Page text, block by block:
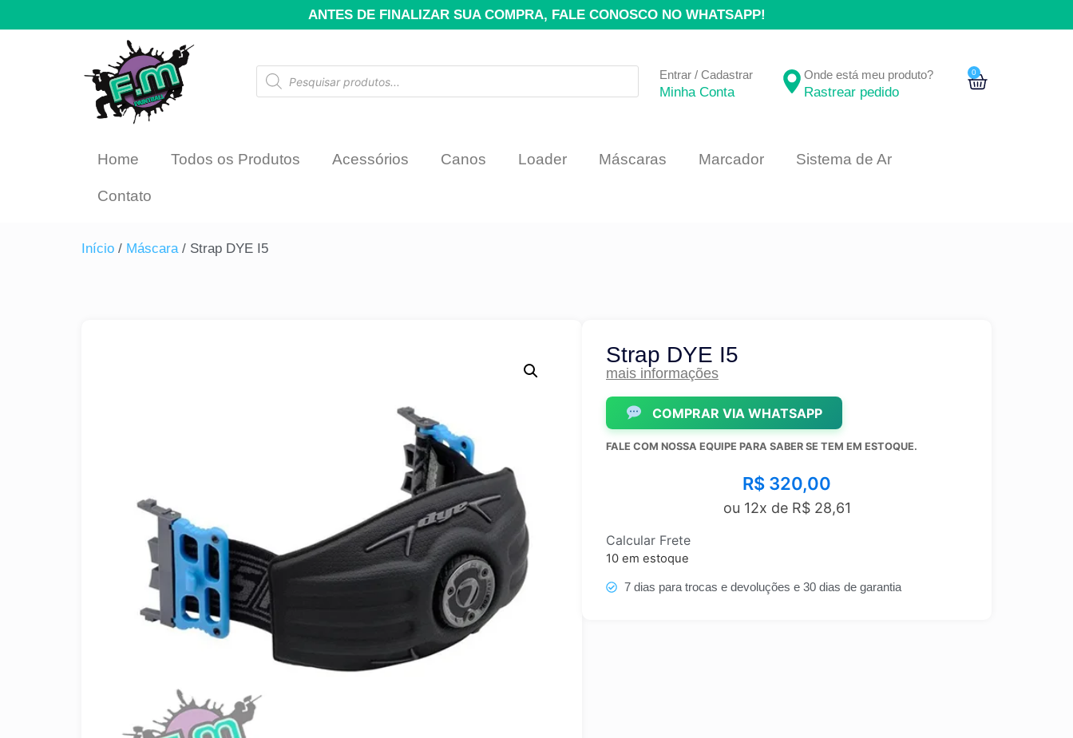
ANTES DE FINALIZAR SUA COMPRA, FALE CONOSCO NO WHATSAPP!
Entrar / Cadastrar
Minha Conta
Onde está meu produto?
Rastrear pedido
0
Home Todos os Produtos Acessórios Canos Loader Máscaras Marcador Sistema de Ar
Contato
Início / Máscara/ Strap DYE I5
Strap DYE I5
mais informações
COMPRAR VIA WHATSAPP
FALE COM NOSSA EQUIPE PARA SABER SE TEM EM ESTOQUE.
R$ 320,00
ou 12x de R$28,61
Calcular Frete
10 em estoque
7 dias para trocas e devoluções e 30 dias de garantia